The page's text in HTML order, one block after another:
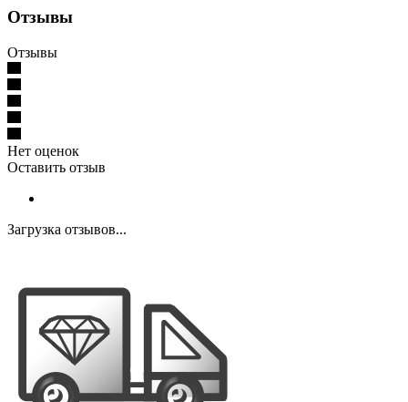
Отзывы
Отзывы
Нет оценок
Оставить отзыв
Загрузка отзывов...